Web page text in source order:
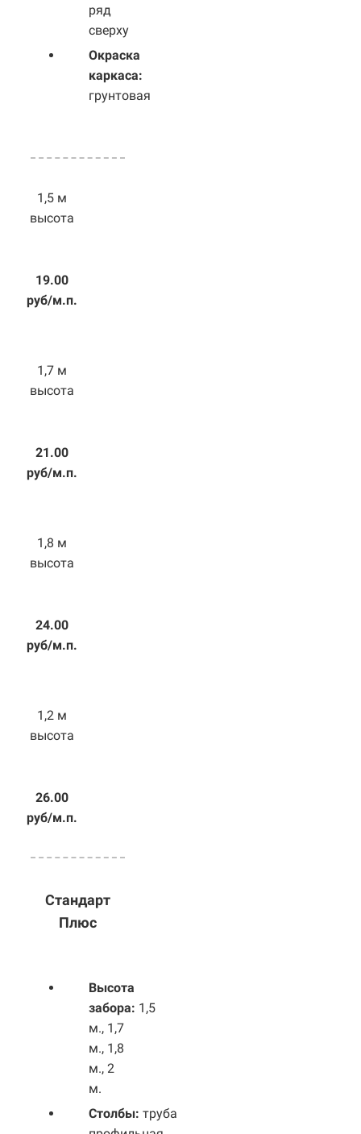
ряд
сверху
Окраска
каркаса:
грунтовая
1,5 м
высота
19.00
руб/м.п.
1,7 м
высота
21.00
руб/м.п.
1,8 м
высота
24.00
руб/м.п.
1,2 м
высота
26.00
руб/м.п.
Стандарт
Плюс
Высота
забора: 1,5
м., 1,7
м., 1,8
м., 2
м.
Столбы: труба